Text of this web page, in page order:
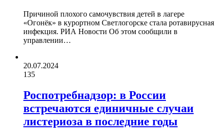
Причиной плохого самочувствия детей в лагере
«Огонёк» в курортном Светлогорске стала ротавирусная
инфекция. РИА Новости Об этом сообщили в
управлении…
20.07.2024
135
Роспотребнадзор: в России
встречаются единичные случаи
листериоза в последние годы